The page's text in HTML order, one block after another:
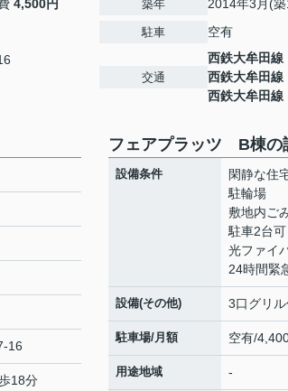
4,500円 築年 2014年3月(
駐車 空有
交通
西鉄大牟田線
西鉄大牟田線
西鉄大牟田線
16
18分
フェアプラッツ B棟の
設備条件
閑静な住
駐輪場
敷地内ご
駐車2台可
光ファイ
24時間緊
設備(その他) 3口グリ
駐車場/月額 空有/
用途地域 -